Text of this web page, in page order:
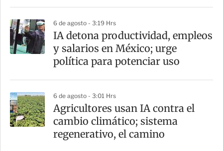
6 de agosto - 3:19 Hrs
IA detona productividad, empleos
y salarios en México; urge
política para potenciar uso
6 de agosto - 3:01 Hrs
Agricultores usan IA contra el
cambio climático; sistema
regenerativo, el camino